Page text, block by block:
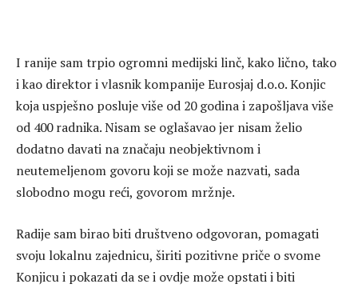
I ranije sam trpio ogromni medijski linč, kako lično, tako
i kao direktor i vlasnik kompanije Eurosjaj d.o.o. Konjic
koja uspješno posluje više od 20 godina i zapošljava više
od 400 radnika. Nisam se oglašavao jer nisam želio
dodatno davati na značaju neobjektivnom i
neutemeljenom govoru koji se može nazvati, sada
slobodno mogu reći, govorom mržnje.
Radije sam birao biti društveno odgovoran, pomagati
svoju lokalnu zajednicu, širiti pozitivne priče o svome
Konjicu i pokazati da se i ovdje može opstati i biti